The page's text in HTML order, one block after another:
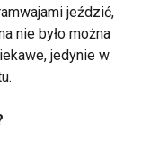
jeździć,
nie było można
jedynie w